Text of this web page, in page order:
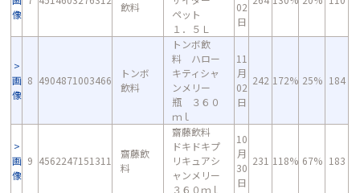
像
飲料
ペット
１．５Ｌ
02
日
画
像
8 4904871003466
トンボ
飲料
トンボ飲
料 ハロー
キティシャ
ンメリー
瓶 ３６０
ｍｌ
11
月
02
日
242 172% 25% 184
画
像
9 4562247151311
齋藤飲
料
齋藤飲料
ドキドキプ
リキュアシ
ャンメリー
３６０ｍｌ
10
月
30
日
231 118% 67% 183